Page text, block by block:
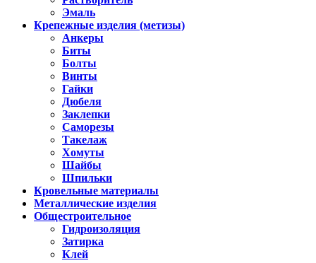
Эмаль
Крепежные изделия (метизы)
Анкеры
Биты
Болты
Винты
Гайки
Дюбеля
Заклепки
Саморезы
Такелаж
Хомуты
Шайбы
Шпильки
Кровельные материалы
Металлические изделия
Общестроительное
Гидроизоляция
Затирка
Клей